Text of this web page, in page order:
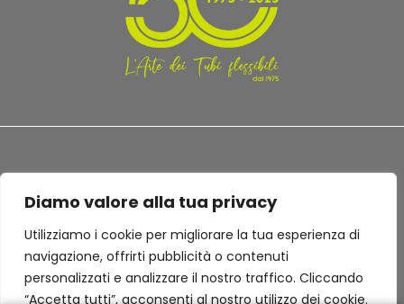
Diamo valore alla tua privacy
Utilizziamo i cookie per migliorare la tua esperienza di
navigazione, offrirti pubblicità o contenuti
personalizzati e analizzare il nostro traffico. Cliccando
“Accetta tutti”, acconsenti al nostro utilizzo dei cookie.